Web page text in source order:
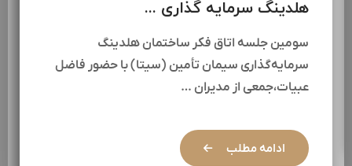
هلدینگ سرمایه گذاری ...
سومین جلسه اتاق فکر ساختمان هلدینگ
سرمایه‌گذاری سیمان تأمین (سیتا) با حضور فاضل
عبیات،جمعی از مدیران …
ادامه مطلب